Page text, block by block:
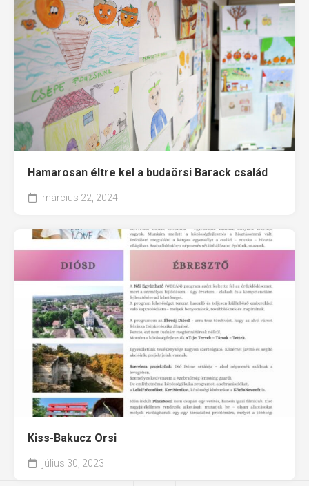
Hamarosan éltre kel a budaörsi Barack család
március 22, 2024
Kiss-Bakucz Orsi
július 30, 2023